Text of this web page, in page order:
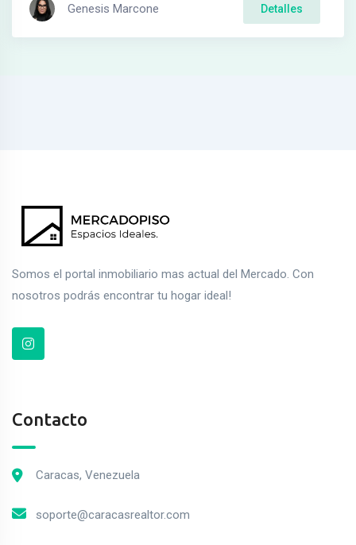
Genesis Marcone Detalles
Somos el portal inmobiliario mas actual del Mercado. Con
nosotros podrás encontrar tu hogar ideal!
Contacto
Caracas, Venezuela
soporte@caracasrealtor.com